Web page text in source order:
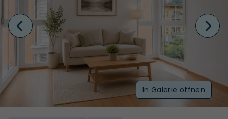
In Galerie öffnen